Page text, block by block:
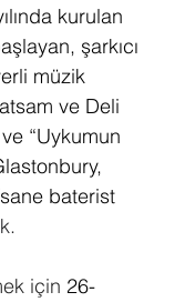
kurulan
şarkıcı
müzik
ve Deli
“Uykumun
baterist
için 26-